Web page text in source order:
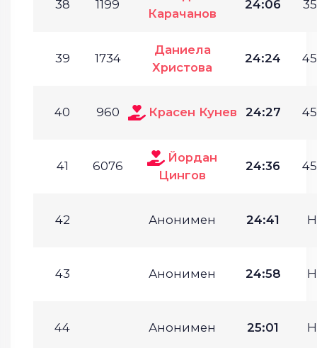
38 1199
Карачанов
24:06
39 1734
Даниела
Христова
24:24
40 960 Красен Кунев 24:27
41 6076
Йордан
Цингов
24:36
42 Анонимен 24:41
43 Анонимен 24:58
44 Анонимен 25:01